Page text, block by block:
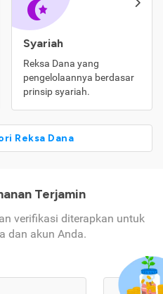
Syariah
Reksa Dana yang
pengelolaannya berdasar
prinsip syariah.
Reksa Dana
Terjamin
verifikasi diterapkan untuk
dan akun Anda.